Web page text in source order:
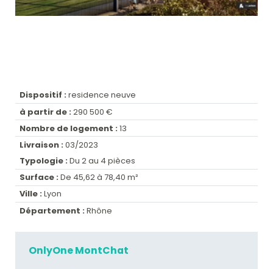
Dispositif : residence neuve
à partir de : 290 500 €
Nombre de logement : 13
Livraison : 03/2023
Typologie : Du 2 au 4 pièces
Surface : De 45,62 à 78,40 m²
Ville : Lyon
Département : Rhône
OnlyOne MontChat